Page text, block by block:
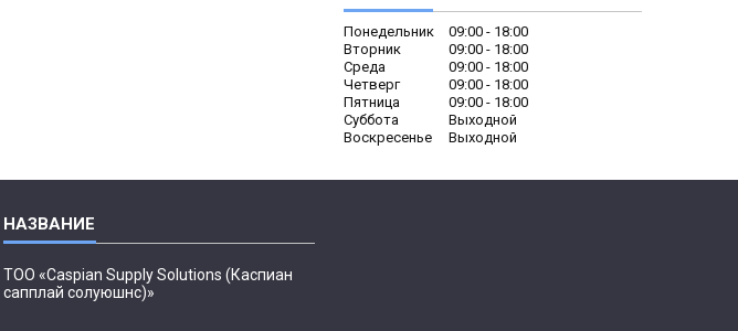
Понедельник 09:00
18:00
Вторник
09:00
18:00
Среда
09:00
18:00
Четверг
09:00
18:00
Пятница
09:00
18:00
Суббота
Выходной
Воскресенье
Выходной
ТОО «Caspian Supply Solutions (Каспиан
сапплай солуюшнс)»